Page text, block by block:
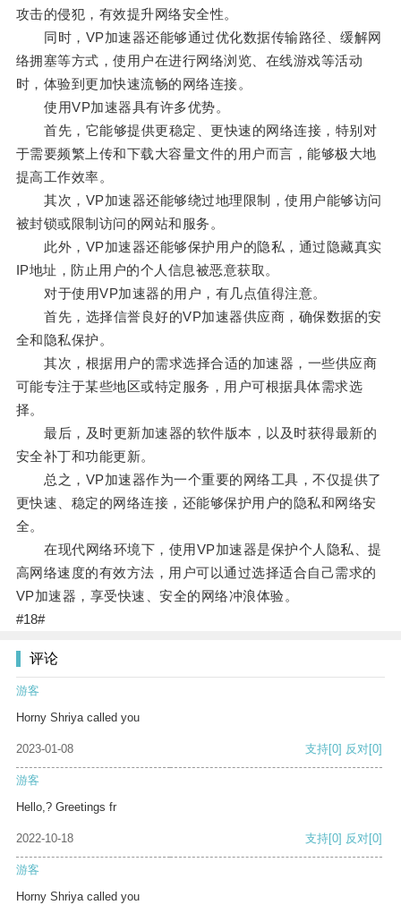
攻击的侵犯，有效提升网络安全性。
同时，VP加速器还能够通过优化数据传输路径、缓解网
络拥塞等方式，使用户在进行网络浏览、在线游戏等活动
时，体验到更加快速流畅的网络连接。
使用VP加速器具有许多优势。
首先，它能够提供更稳定、更快速的网络连接，特别对
于需要频繁上传和下载大容量文件的用户而言，能够极大地
提高工作效率。
其次，VP加速器还能够绕过地理限制，使用户能够访问
被封锁或限制访问的网站和服务。
此外，VP加速器还能够保护用户的隐私，通过隐藏真实
IP地址，防止用户的个人信息被恶意获取。
对于使用VP加速器的用户，有几点值得注意。
首先，选择信誉良好的VP加速器供应商，确保数据的安
全和隐私保护。
其次，根据用户的需求选择合适的加速器，一些供应商
可能专注于某些地区或特定服务，用户可根据具体需求选
择。
最后，及时更新加速器的软件版本，以及时获得最新的
安全补丁和功能更新。
总之，VP加速器作为一个重要的网络工具，不仅提供了
更快速、稳定的网络连接，还能够保护用户的隐私和网络安
全。
在现代网络环境下，使用VP加速器是保护个人隐私、提
高网络速度的有效方法，用户可以通过选择适合自己需求的
VP加速器，享受快速、安全的网络冲浪体验。
#18#
评论
游客
Horny Shriya called you
2023-01-08 支持[0] 反对[0]
游客
Hello,? Greetings fr
2022-10-18 支持[0] 反对[0]
游客
Horny Shriya called you